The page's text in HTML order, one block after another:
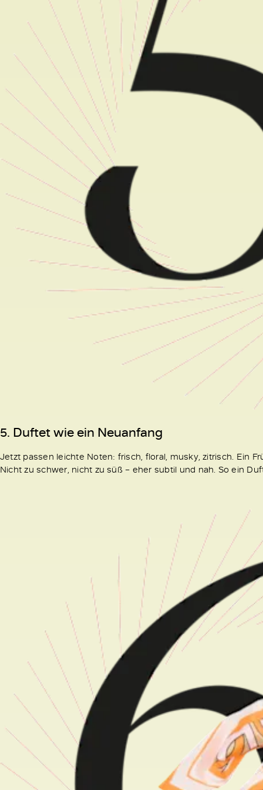
5. Duftet wie ein Neuanfang
Jetzt passen leichte Noten: frisch, floral, musky, zitrisch. Ein
Nicht zu schwer, nicht zu süß – eher subtil und nah. So ein